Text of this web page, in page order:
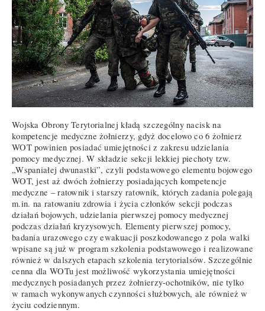
Wojska Obrony Terytorialnej kładą szczególny nacisk na
kompetencje medyczne żołnierzy, gdyż docelowo co 6 żołnierz
WOT powinien posiadać umiejętności z zakresu udzielania
pomocy medycznej. W składzie sekcji lekkiej piechoty tzw.
„Wspaniałej dwunastki”, czyli podstawowego elementu bojowego
WOT, jest aż dwóch żołnierzy posiadających kompetencje
medyczne – ratownik i starszy ratownik, których zadania polegają
m.in. na ratowaniu zdrowia i życia członków sekcji podczas
działań bojowych, udzielania pierwszej pomocy medycznej
podczas działań kryzysowych. Elementy pierwszej pomocy,
badania urazowego czy ewakuacji poszkodowanego z pola walki
wpisane są już w program szkolenia podstawowego i realizowane
również w dalszych etapach szkolenia terytorialsów. Szczególnie
cenna dla WOTu jest możliwość wykorzystania umiejętności
medycznych posiadanych przez żołnierzy-ochotników, nie tylko
w ramach wykonywanych czynności służbowych, ale również w
życiu codziennym.